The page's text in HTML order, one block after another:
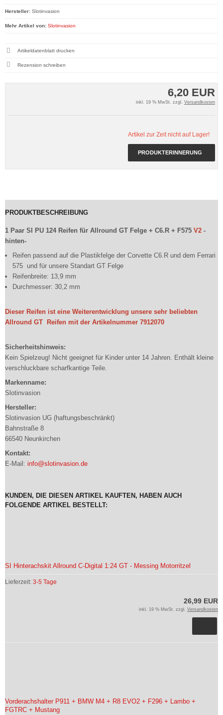
6,20 EUR
inkl. 19 % MwSt. zzgl. Versandkosten
Artikel zur Zeit nicht auf Lager!
PRODUKTERINNERUNG
Hersteller: Slotinvasion
Mehr Artikel von: Slotinvasion
Artikeldatenblatt drucken
Rezension schreiben
PRODUKTBESCHREIBUNG
1 Paar SI PU 124 Reifen für Allround GT Felge + C6.R + F575 V2 -
hinten-
Reifen passend auf die Plastikfelge der Corvette C6.R und dem Ferrari
575 und für unsere Standart GT Felge
Reifenbreite: 13,9 mm
Durchmesser: 30,2 mm
Dieser Reifen ist eine Weiterentwicklung unsere sehr beliebten
Allround GT Reifen mit der Artikelnummer 7912070
Sicherheitshinweis:
Kein Spielzeug! Nicht geeignet für Kinder unter 14 Jahren. Enthält kleine
verschluckbare scharfkantige Teile.
Markenname:
Slotinvasion
Hersteller:
Slotinvasion UG (haftungsbeschränkt)
Bahnstraße 8
66540 Neunkirchen
Kontakt:
E-Mail: info@slotinvasion.de
KUNDEN, DIE DIESEN ARTIKEL KAUFTEN, HABEN AUCH
FOLGENDE ARTIKEL BESTELLT:
SI Hinterachskit Allround C-Digital 1:24 GT - Messing Motorritzel
Lieferzeit: 3-5 Tage
26,99 EUR
inkl. 19 % MwSt. zzgl. Versandkosten
Vorderachshalter P911 + BMW M4 + R8 EVO2 + F296 + Lambo +
FGTRC + Mustang